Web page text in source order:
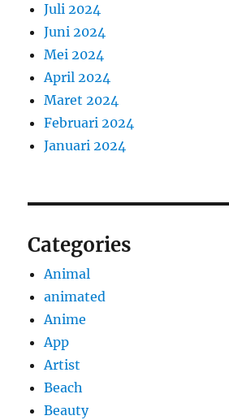
Juli 2024
Juni 2024
Mei 2024
April 2024
Maret 2024
Februari 2024
Januari 2024
Categories
Animal
animated
Anime
App
Artist
Beach
Beauty